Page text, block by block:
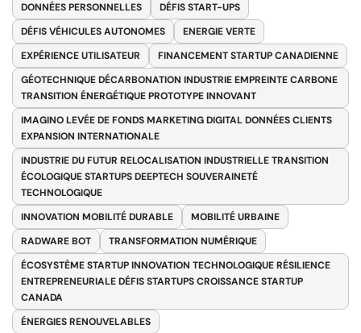
DONNÉES PERSONNELLES
DÉFIS START-UPS
DÉFIS VÉHICULES AUTONOMES
ENERGIE VERTE
EXPÉRIENCE UTILISATEUR
FINANCEMENT STARTUP CANADIENNE
GÉOTECHNIQUE DÉCARBONATION INDUSTRIE EMPREINTE CARBONE
TRANSITION ÉNERGÉTIQUE PROTOTYPE INNOVANT
IMAGINO LEVÉE DE FONDS MARKETING DIGITAL DONNÉES CLIENTS
EXPANSION INTERNATIONALE
INDUSTRIE DU FUTUR RELOCALISATION INDUSTRIELLE TRANSITION
ÉCOLOGIQUE STARTUPS DEEPTECH SOUVERAINETÉ
TECHNOLOGIQUE
INNOVATION MOBILITÉ DURABLE
MOBILITÉ URBAINE
RADWARE BOT
TRANSFORMATION NUMÉRIQUE
ÉCOSYSTÈME STARTUP INNOVATION TECHNOLOGIQUE RÉSILIENCE
ENTREPRENEURIALE DÉFIS STARTUPS CROISSANCE STARTUP
CANADA
ÉNERGIES RENOUVELABLES